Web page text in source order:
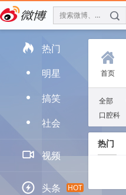
搜索微博、找人 f
 热门
D 明星
D 搞笑
D 社会
 视频
 头条 HOT
(
首页
全部
口腔科
热门